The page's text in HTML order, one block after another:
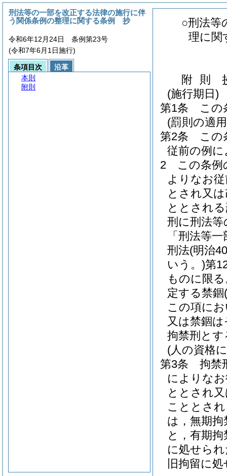
○刑法等
理に
附 則
(施行期日)
第1条
この
(罰則の適
第2条
この
従前の例
2
この条例
よりなお
とされ又
ととされ
刑に刑法
「刑法等
刑法(明治
いう。)第
ものに限
定する禁錮
この項に
又は禁錮
拘禁刑とす
(人の資格
第3条
拘禁
によりな
ととされ
こととさ
は，無期
と，有期
に処せら
旧拘留に
刑法等の一部を改正する法律の施行に伴
う関係条例の整理に関する条例 抄
令和6年12月24日 条例第23号
(令和7年6月1日施行)
条項目次
沿革
本則
附則